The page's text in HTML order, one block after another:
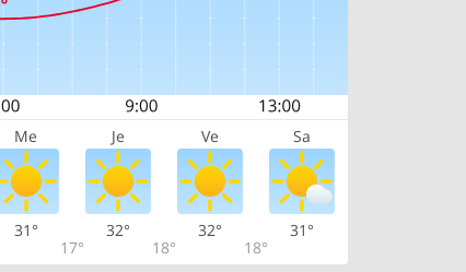
Me Je Ve Sa
31°
17°
32°
18°
32°
18°
31°